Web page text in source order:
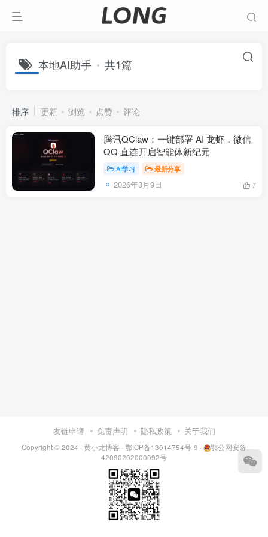
本地AI助手 共1篇
排序 更新 浏览 点赞 评论
腾讯QClaw：一键部署 AI 龙虾，微信
QQ 直连开启智能体新纪元
AI学习 最新分享
2026年3月9日 7
友链申请 免责声明 隐私政策 关于我们
Copyright © 2024 ·黄小龙博客 ·鄂ICP备13014754号-9 ·
鄂公网安备
42090202000092号